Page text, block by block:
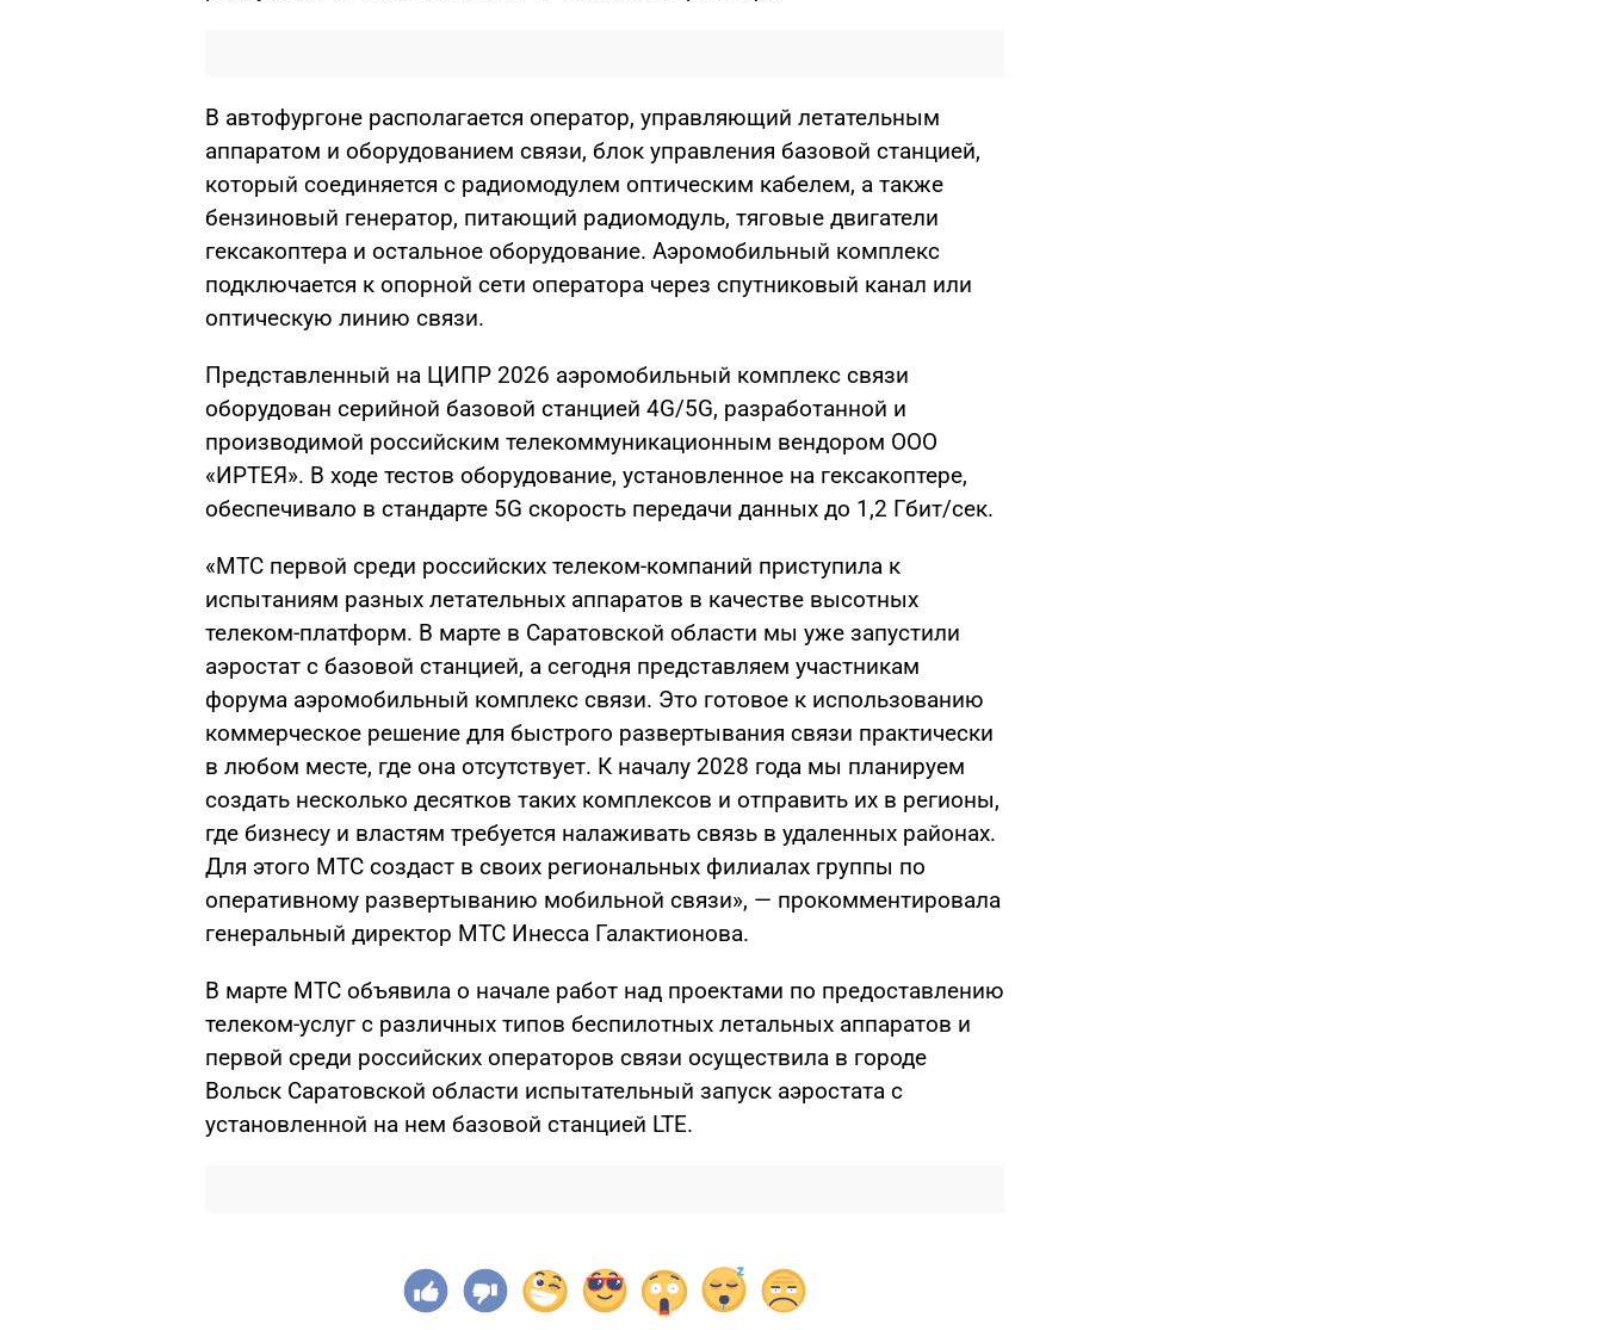
В автофургоне располагается оператор, управляющий летательным
аппаратом и оборудованием связи, блок управления базовой станцией,
который соединяется с радиомодулем оптическим кабелем, а также
бензиновый генератор, питающий радиомодуль, тяговые двигатели
гексакоптера и остальное оборудование. Аэромобильный комплекс
подключается к опорной сети оператора через спутниковый канал или
оптическую линию связи.
Представленный на ЦИПР 2026 аэромобильный комплекс связи
оборудован серийной базовой станцией 4G/5G, разработанной и
производимой российским телекоммуникационным вендором ООО
«ИРТЕЯ». В ходе тестов оборудование, установленное на гексакоптере,
обеспечивало в стандарте 5G скорость передачи данных до 1,2 Гбит/сек.
«МТС первой среди российских телеком-компаний приступила к
испытаниям разных летательных аппаратов в качестве высотных
телеком-платформ. В марте в Саратовской области мы уже запустили
аэростат с базовой станцией, а сегодня представляем участникам
форума аэромобильный комплекс связи. Это готовое к использованию
коммерческое решение для быстрого развертывания связи практически
в любом месте, где она отсутствует. К началу 2028 года мы планируем
создать несколько десятков таких комплексов и отправить их в регионы,
где бизнесу и властям требуется налаживать связь в удаленных районах.
Для этого МТС создаст в своих региональных филиалах группы по
оперативному развертыванию мобильной связи», — прокомментировала
генеральный директор МТС Инесса Галактионова.
В марте МТС объявила о начале работ над проектами по предоставлению
телеком-услуг с различных типов беспилотных летальных аппаратов и
первой среди российских операторов связи осуществила в городе
Вольск Саратовской области испытательный запуск аэростата с
установленной на нем базовой станцией LTE.